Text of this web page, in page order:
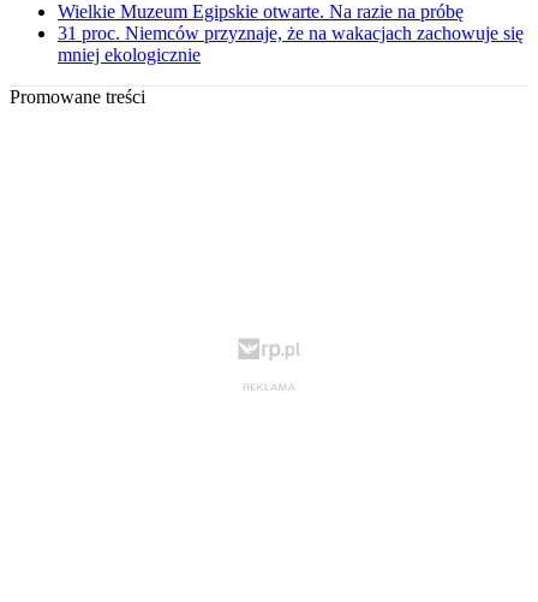
Wielkie Muzeum Egipskie otwarte. Na razie na próbę
31 proc. Niemców przyznaje, że na wakacjach zachowuje się
mniej ekologicznie
Promowane treści